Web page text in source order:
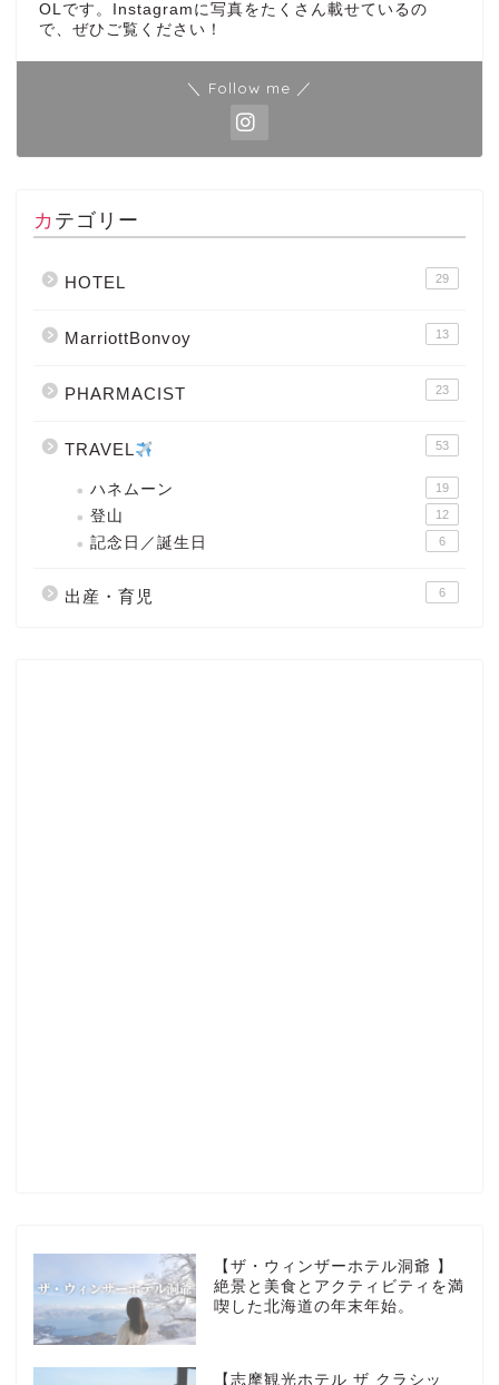
OLです。Instagramに写真をたくさん載せているの
で、ぜひご覧ください！
＼ Follow me ／
カテゴリー
HOTEL 29
MarriottBonvoy 13
PHARMACIST 23
TRAVEL 53
ハネムーン 19
登山 12
記念日／誕生日 6
出産・育児 6
【ザ・ウィンザーホテル洞爺 】
絶景と美食とアクティビティを満
喫した北海道の年末年始。
【志摩観光ホテル ザ クラシッ
HOTEL
MarriottBonvoy